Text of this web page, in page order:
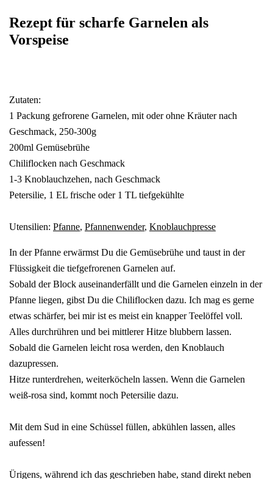
Rezept für scharfe Garnelen als
Vorspeise
Zutaten:
1 Packung gefrorene Garnelen, mit oder ohne Kräuter nach
Geschmack, 250-300g
200ml Gemüsebrühe
Chiliflocken nach Geschmack
1-3 Knoblauchzehen, nach Geschmack
Petersilie, 1 EL frische oder 1 TL tiefgekühlte
Utensilien: Pfanne, Pfannenwender, Knoblauchpresse
In der Pfanne erwärmst Du die Gemüsebrühe und taust in der
Flüssigkeit die tiefgefrorenen Garnelen auf.
Sobald der Block auseinanderfällt und die Garnelen einzeln in der
Pfanne liegen, gibst Du die Chiliflocken dazu. Ich mag es gerne
etwas schärfer, bei mir ist es meist ein knapper Teelöffel voll.
Alles durchrühren und bei mittlerer Hitze blubbern lassen.
Sobald die Garnelen leicht rosa werden, den Knoblauch
dazupressen.
Hitze runterdrehen, weiterköcheln lassen. Wenn die Garnelen
weiß-rosa sind, kommt noch Petersilie dazu.
Mit dem Sud in eine Schüssel füllen, abkühlen lassen, alles
aufessen!
Ürigens, während ich das geschrieben habe, stand direkt neben